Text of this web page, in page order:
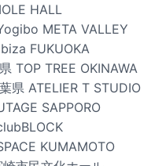
HALL
META VALLEY
FUKUOKA
TOP TREE OKINAWA
県 ATELIER T STUDIO
SAPPORO
KUMAMOTO